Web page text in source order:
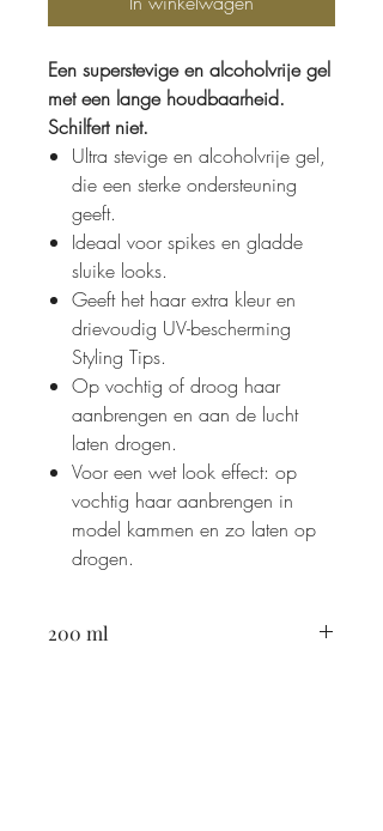
Een superstevige en alcoholvrije gel
met een lange houdbaarheid.
Schilfert niet.
Ultra stevige en alcoholvrije gel,
die een sterke ondersteuning
geeft.
Ideaal voor spikes en gladde
sluike looks.
Geeft het haar extra kleur en
drievoudig UV-bescherming
Styling Tips.
Op vochtig of droog haar
aanbrengen en aan de lucht
laten drogen.
Voor een wet look effect: op
vochtig haar aanbrengen in
model kammen en zo laten op
drogen.
200 ml